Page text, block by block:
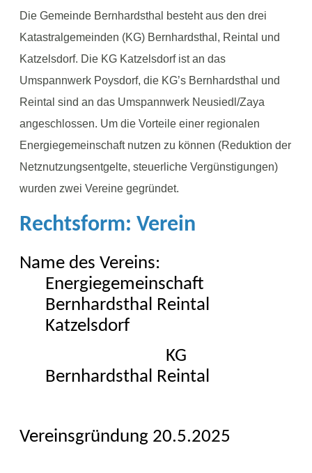
Die Gemeinde Bernhardsthal besteht aus den drei
Katastralgemeinden (KG) Bernhardsthal, Reintal und
Katzelsdorf. Die KG Katzelsdorf ist an das
Umspannwerk Poysdorf, die KG’s Bernhardsthal und
Reintal sind an das Umspannwerk Neusiedl/Zaya
angeschlossen. Um die Vorteile einer regionalen
Energiegemeinschaft nutzen zu können (Reduktion der
Netznutzungsentgelte, steuerliche Vergünstigungen)
wurden zwei Vereine gegründet.
Rechtsform: Verein
Name des Vereins:
Energiegemeinschaft
Bernhardsthal Reintal
Katzelsdorf
KG
Bernhardsthal Reintal
Vereinsgründung 20.5.2025